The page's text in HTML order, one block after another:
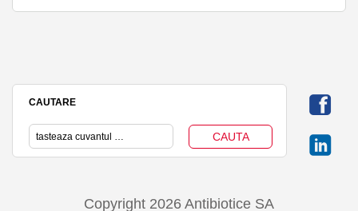
CAUTARE
Copyright 2026 Antibiotice SA